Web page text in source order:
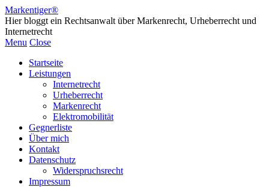
Markentiger®
Hier bloggt ein Rechtsanwalt über Markenrecht, Urheberrecht und
Internetrecht
Menu Close
Startseite
Leistungen
Internetrecht
Urheberrecht
Markenrecht
Elektromobilität
Gegnerliste
Über mich
Kontakt
Datenschutz
Widerspruchsrecht
Impressum